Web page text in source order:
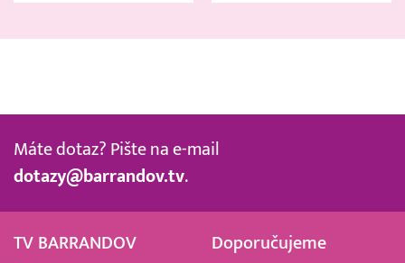
Máte dotaz? Pište na e-mail
dotazy@barrandov.tv.
TV BARRANDOV Doporučujeme